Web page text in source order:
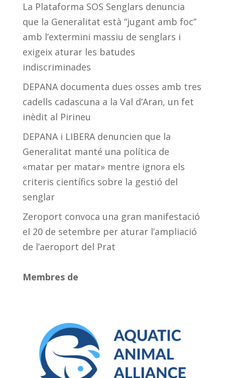
La Plataforma SOS Senglars denuncia
que la Generalitat està “jugant amb foc”
amb l’extermini massiu de senglars i
exigeix aturar les batudes
indiscriminades
DEPANA documenta dues osses amb tres
cadells cadascuna a la Val d’Aran, un fet
inèdit al Pirineu
DEPANA i LIBERA denuncien que la
Generalitat manté una política de
«matar per matar» mentre ignora els
criteris científics sobre la gestió del
senglar
Zeroport convoca una gran manifestació
el 20 de setembre per aturar l’ampliació
de l’aeroport del Prat
Membres de